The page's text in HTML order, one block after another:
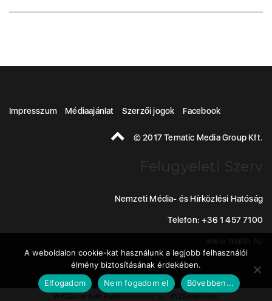
Impresszum Médiaajánlat Szerzői jogok Facebook
© 2017 Tematic Media Group Kft.
Felügyeleti Szerv
Nemzeti Média- és Hírközlési Hatóság
Telefon: +36 1 457 7100
A weboldalon cookie-kat használunk a legjobb felhasználói
élmény biztosításának érdekében.
Elfogadom
Nem fogadom el Bővebben...